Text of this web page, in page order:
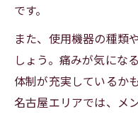
です。
また、使用機器の種類
しょう。痛みが気にな
体制が充実しているか
名古屋エリアでは、メ